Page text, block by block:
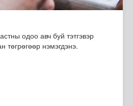
одоо авч буй тэтгэвэр
төгрөгөөр нэмэгдэнэ.